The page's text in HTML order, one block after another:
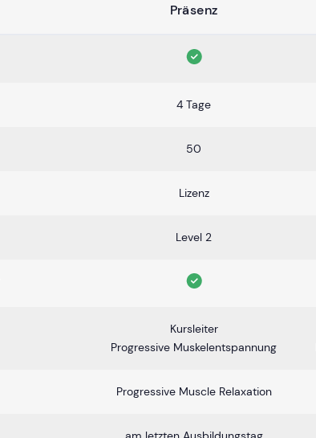
Präsenz
4 Tage
50
Lizenz
Level 2
Kursleiter
Progressive Muskelentspannung
Progressive Muscle Relaxation